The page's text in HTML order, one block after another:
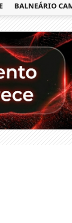
BALNEÁRIO